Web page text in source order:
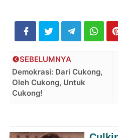
SEBELUMNYA
Demokrasi: Dari Cukong,
Oleh Cukong, Untuk
Cukong!